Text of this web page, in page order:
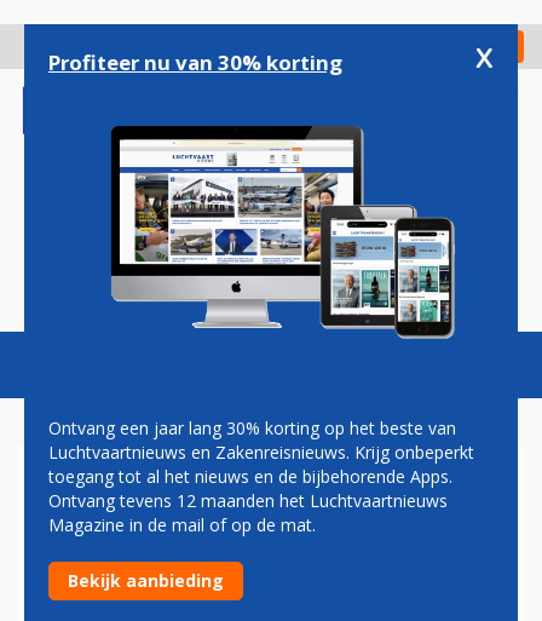
gaan
Check in
Magazine Podcasts Vacatures
AMERICAN AIRLINES VRAAGT
OM VERMINDERING VAN DE
BEVEILIGING
Profiteer nu van 30% korting x
Ontvang een jaar lang 30% korting op het beste van
Luchtvaartnieuws en Zakenreisnieuws. Krijg onbeperkt
toegang tot al het nieuws en de bijbehorende Apps.
Ontvang tevens 12 maanden het Luchtvaartnieuws
Magazine in de mail of op de mat.
Bekijk aanbieding